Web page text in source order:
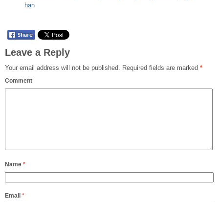
hạn
Leave a Reply
Your email address will not be published. Required fields are marked *
Comment
Name *
Email *